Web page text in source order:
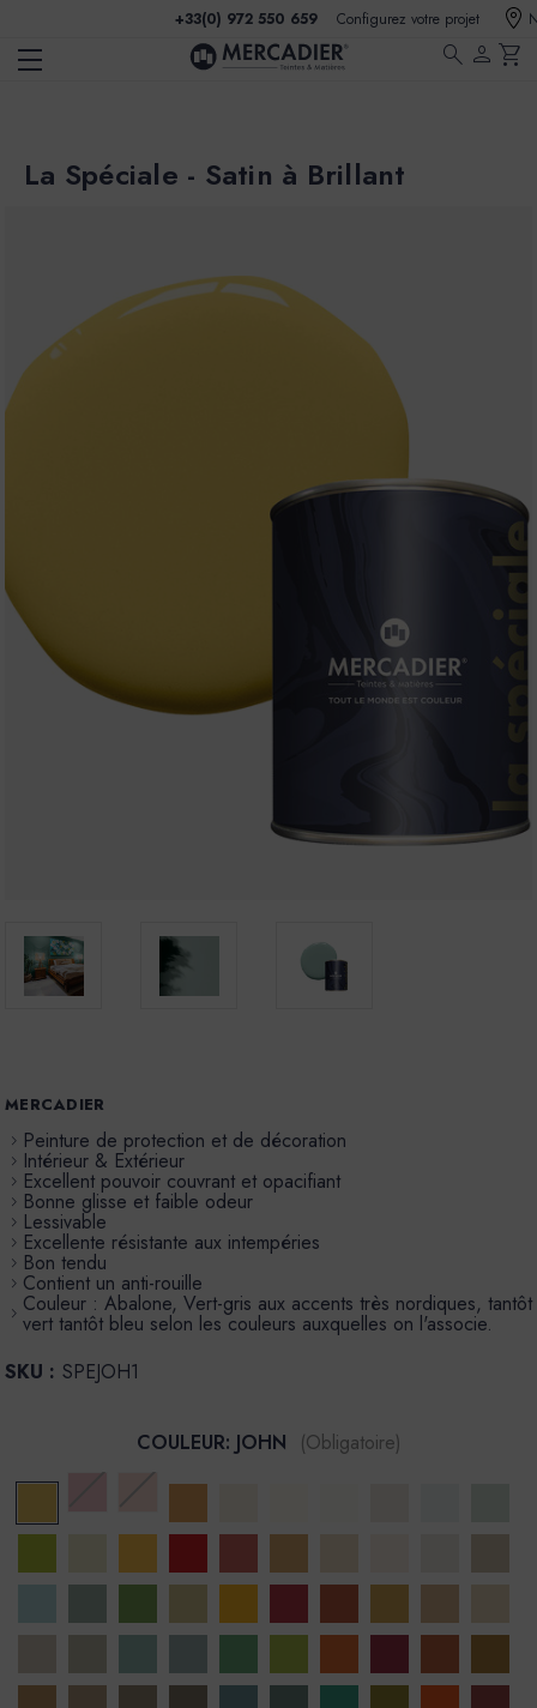
+33(0) 972 550 659 Configurez votre projet
search person shopping_cart
La Spéciale - Satin à Brillant
MERCADIER
Peinture de protection et de décoration
Intérieur & Extérieur
Excellent pouvoir couvrant et opacifiant
Bonne glisse et faible odeur
Lessivable
Excellente résistante aux intempéries
Bon tendu
Contient un anti-rouille
Couleur : Abalone, Vert-gris aux accents très nordiques, tantôt
vert tantôt bleu selon les couleurs auxquelles on l'associe.
SKU : SPEJOH1
COULEUR: JOHN (Obligatoire)